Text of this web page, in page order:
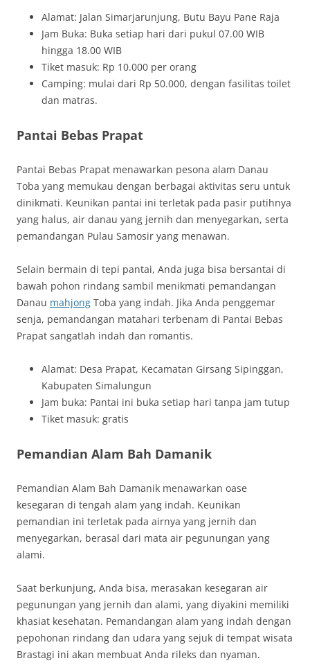
Alamat: Jalan Simarjarunjung, Butu Bayu Pane Raja
Jam Buka: Buka setiap hari dari pukul 07.00 WIB
hingga 18.00 WIB
Tiket masuk: Rp 10.000 per orang
Camping: mulai dari Rp 50.000, dengan fasilitas toilet
dan matras.
Pantai Bebas Prapat
Pantai Bebas Prapat menawarkan pesona alam Danau
Toba yang memukau dengan berbagai aktivitas seru untuk
dinikmati. Keunikan pantai ini terletak pada pasir putihnya
yang halus, air danau yang jernih dan menyegarkan, serta
pemandangan Pulau Samosir yang menawan.
Selain bermain di tepi pantai, Anda juga bisa bersantai di
bawah pohon rindang sambil menikmati pemandangan
Danau mahjong Toba yang indah. Jika Anda penggemar
senja, pemandangan matahari terbenam di Pantai Bebas
Prapat sangatlah indah dan romantis.
Alamat: Desa Prapat, Kecamatan Girsang Sipinggan,
Kabupaten Simalungun
Jam buka: Pantai ini buka setiap hari tanpa jam tutup
Tiket masuk: gratis
Pemandian Alam Bah Damanik
Pemandian Alam Bah Damanik menawarkan oase
kesegaran di tengah alam yang indah. Keunikan
pemandian ini terletak pada airnya yang jernih dan
menyegarkan, berasal dari mata air pegunungan yang
alami.
Saat berkunjung, Anda bisa, merasakan kesegaran air
pegunungan yang jernih dan alami, yang diyakini memiliki
khasiat kesehatan. Pemandangan alam yang indah dengan
pepohonan rindang dan udara yang sejuk di tempat wisata
Brastagi ini akan membuat Anda rileks dan nyaman.